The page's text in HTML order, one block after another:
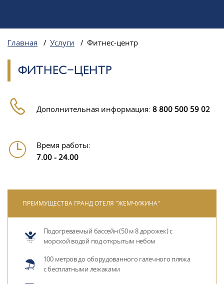
Главная / Услуги / Фитнес-центр
ФИТНЕС-ЦЕНТР
Дополнительная информация: 8 800 500 59 02
Время работы:
7.00 - 24.00
ПРЕИМУЩЕСТВА ГРАНД ОТЕЛЯ "ЖЕМЧУЖИНА"
Подогреваемый бассейн (50 м 8 дорожек) с
морской водой под открытым небом
100 метров до оборудованного галечного пляжа
с бесплатными лежаками